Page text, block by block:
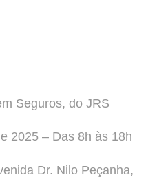
Seguros, do JRS
2025 – Das 8h às 18h
Dr. Nilo Peçanha,